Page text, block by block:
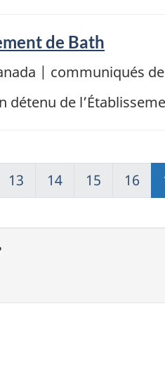
de Bath
| communiqués
détenu de
13 14 15 16